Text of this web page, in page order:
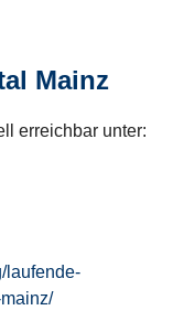
Mainz
erreichbar unter:
laufende-